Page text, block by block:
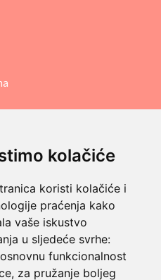
kolačiće
koristi kolačiće i
praćenja kako
vaše iskustvo
u sljedeće svrhe:
funkcionalnost
, za pružanje boljeg